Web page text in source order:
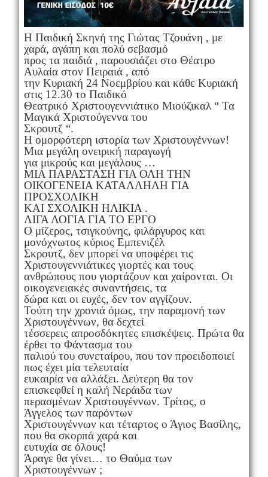
Η Παιδική Σκηνή της Γιώτας Τζουάνη , με
χαρά, αγάπη και πολύ σεβασμό
προς τα παιδιά , παρουσιάζει στο Θέατρο
Αυλαία στον Πειραιά , από
την Κυριακή 24 Νοεμβρίου και κάθε Κυριακή
στις 12.30 το Παιδικό
Θεατρικό Χριστουγεννιάτικο Μιούζικαλ “ Τα
Μαγικά Χριστούγεννα του
Σκρουτζ “.
Η ομορφότερη ιστορία των Χριστουγέννων!
Μια μεγάλη ονειρική παραγωγή
για μικρούς και μεγάλους …
ΜΙΑ ΠΑΡΑΣΤΑΣΗ ΓΙΑ ΟΛΗ ΤΗΝ
ΟΙΚΟΓΕΝΕΙΑ ΚΑΤΑΛΛΗΛΗ ΓΙΑ
ΠΡΟΣΧΟΛΙΚΗ
ΚΑΙ ΣΧΟΛΙΚΗ ΗΛΙΚΙΑ .
ΛΙΓΑ ΛΟΓΙΑ ΓΙΑ ΤΟ ΕΡΓΟ
Ο μίζερος, τσιγκούνης, φιλάργυρος και
μονόχνωτος κύριος Εμπενιζέλ
Σκρουτζ, δεν μπορεί να υποφέρει τις
Χριστουγεννιάτικες γιορτές και τους
ανθρώπους που γιορτάζουν και χαίρονται. Οι
οικογενειακές συναντήσεις, τα
δώρα και οι ευχές, δεν τον αγγίζουν.
Τούτη την χρονιά όμως, την παραμονή των
Χριστουγέννων, θα δεχτεί
τέσσερεις απροσδόκητες επισκέψεις. Πρώτα θα
έρθει το Φάντασμα του
παλιού του συνεταίρου, που τον προειδοποιεί
πως έχει μία τελευταία
ευκαιρία να αλλάξει. Δεύτερη θα τον
επισκεφθεί η καλή Νεράιδα των
περασμένων Χριστουγέννων. Τρίτος, ο
Άγγελος των παρόντων
Χριστουγέννων και τέταρτος ο Άγιος Βασίλης,
που θα σκορπά χαρά και
ευτυχία σε όλους!
Άραγε θα γίνει… το Θαύμα των
Χριστουγέννων ;